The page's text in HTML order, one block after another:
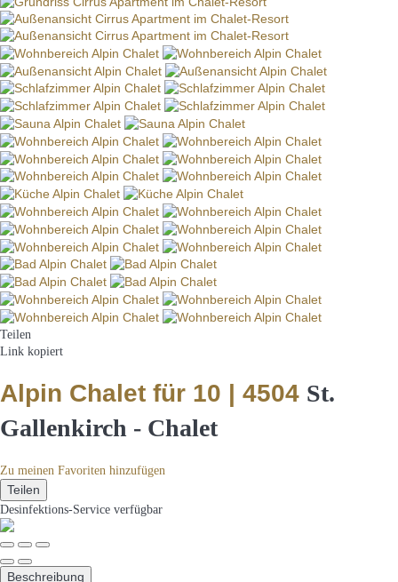
Teilen
Link kopiert
Alpin Chalet für 10 | 4504 St.
Gallenkirch - Chalet
Zu meinen Favoriten hinzufügen
Teilen
Desinfektions-Service verfügbar
Beschreibung